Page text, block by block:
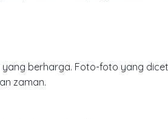
berharga. Foto-foto yang
zaman.